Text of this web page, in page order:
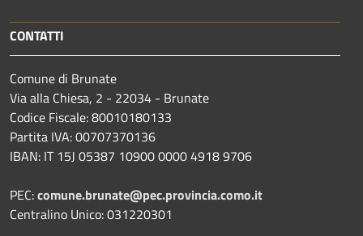
CONTATTI
Comune di Brunate
Via alla Chiesa, 2 - 22034 - Brunate
Codice Fiscale: 80010180133
Partita IVA: 00707370136
IBAN: IT 15J 05387 10900 0000 4918 9706
PEC:comune.brunate@pec.provincia.como.it
Centralino Unico: 031220301